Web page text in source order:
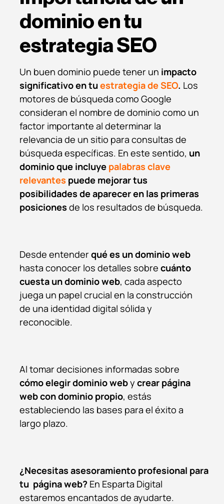
dominio en tu
estrategia SEO
Un buen dominio puede tener un impacto
significativo en tu estrategia de SEO. Los
motores de búsqueda como Google
consideran el nombre de dominio como un
factor importante al determinar la
relevancia de un sitio para consultas de
búsqueda específicas. En este sentido, un
dominio que incluye palabras clave
relevantes puede mejorar tus
posibilidades de aparecer en las primeras
posiciones de los resultados de búsqueda.
Desde entender qué es un dominio web
hasta conocer los detalles sobre cuánto
cuesta un dominio web, cada aspecto
juega un papel crucial en la construcción
de una identidad digital sólida y
reconocible.
Al tomar decisiones informadas sobre
cómo elegir dominio weby crear página
web con dominio propio, estás
estableciendo las bases para el éxito a
largo plazo.
¿Necesitas asesoramiento profesional para
tu página web? En Esparta Digital
estaremos encantados de ayudarte.